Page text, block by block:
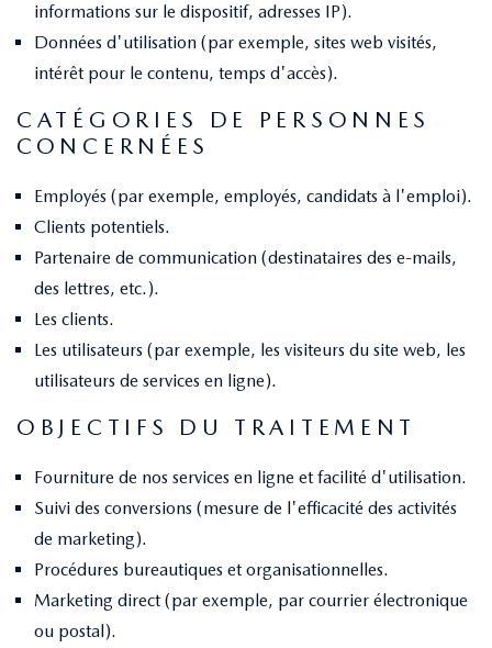
informations sur le dispositif, adresses IP).
Données d'utilisation (par exemple, sites web visités,
intérêt pour le contenu, temps d'accès).
CATÉGORIES DE PERSONNES
CONCERNÉES
Employés (par exemple, employés, candidats à l'emploi).
Clients potentiels.
Partenaire de communication (destinataires des e-mails,
des lettres, etc.).
Les clients.
Les utilisateurs (par exemple, les visiteurs du site web, les
utilisateurs de services en ligne).
OBJECTIFS DU TRAITEMENT
Fourniture de nos services en ligne et facilité d'utilisation.
Suivi des conversions (mesure de l'efficacité des activités
de marketing).
Procédures bureautiques et organisationnelles.
Marketing direct (par exemple, par courrier électronique
ou postal).